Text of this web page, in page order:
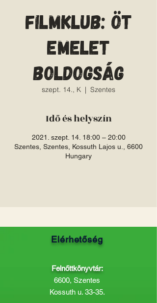
Filmklub: Öt
emelet
boldogság
szept. 14., K
  |
Szentes
Idő és helyszín
2021. szept. 14. 18:00 – 20:00
Szentes, Szentes, Kossuth Lajos u., 6600
Hungary
Elérhetőség
Felnőttkönyvtár:
6600, Szentes
Kossuth u. 33-35.